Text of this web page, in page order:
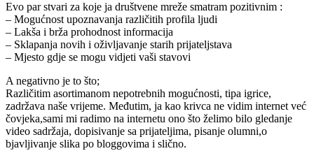
Evo par stvari za koje ja društvene mreže smatram pozitivnim :
– Mogućnost upoznavanja različitih profila ljudi
– Lakša i brža prohodnost informacija
– Sklapanja novih i oživljavanje starih prijateljstava
– Mjesto gdje se mogu vidjeti vaši stavovi
A negativno je to što;
Različitim asortimanom nepotrebnih mogućnosti, tipa igrice,
zadržava naše vrijeme. Međutim, ja kao krivca ne vidim internet već
čovjeka,sami mi radimo na internetu ono što želimo bilo gledanje
video sadržaja, dopisivanje sa prijateljima, pisanje olumni,o
bjavljivanje slika po bloggovima i slično.